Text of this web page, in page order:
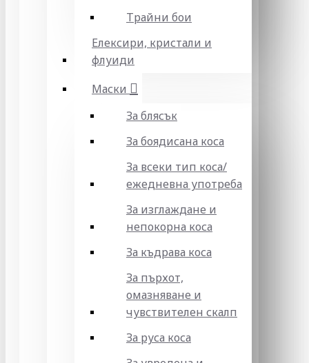
Трайни бои
Елексири, кристали и
флуиди
Маски
За блясък
За боядисана коса
За всеки тип коса/
ежедневна употреба
За изглаждане и
непокорна коса
За къдрава коса
За пърхот,
омазняване и
чувствителен скалп
За руса коса